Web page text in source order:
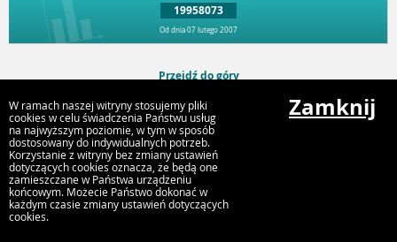
19958073
Od dnia 07 lutego 2007
Przejdź do góry
Urząd Miejski Strumień
ul. Rynek 4, 43-246 Strumień
W ramach naszej witryny stosujemy pliki
cookies w celu świadczenia Państwu usług
na najwyższym poziomie, w tym w sposób
dostosowany do indywidualnych potrzeb.
Korzystanie z witryny bez zmiany ustawień
dotyczących cookies oznacza, że będą one
zamieszczane w Państwa urządzeniu
końcowym. Możecie Państwo dokonać w
każdym czasie zmiany ustawień dotyczących
cookies.
Zamknij